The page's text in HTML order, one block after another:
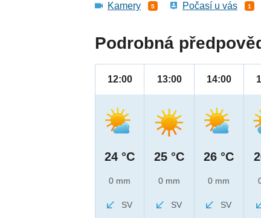
Kamery 5 Počasí u vás 1
Podrobná
12:00
24 °C
0 mm
SV
13:00
25 °C
0 mm
SV
14:00
26 °C
0 mm
SV